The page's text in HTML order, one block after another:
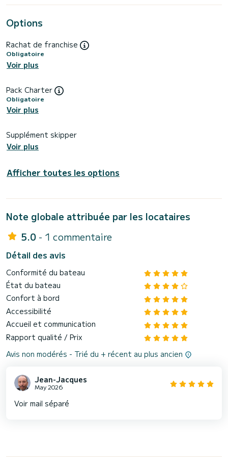
Options
Rachat de franchise
Obligatoire
Voir plus
Pack Charter
Obligatoire
Voir plus
Supplément skipper
Voir plus
Afficher toutes les options
Note globale attribuée par les locataires
5.0 - 1 commentaire
Détail des avis
Conformité du bateau
État du bateau
Confort à bord
Accessibilité
Accueil et communication
Rapport qualité / Prix
Avis non modérés - Trié du + récent au plus ancien
Jean-Jacques
May 2026
Voir mail séparé